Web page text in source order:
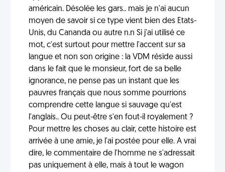
américain. Désolée les gars.. mais je n'ai aucun
moyen de savoir si ce type vient bien des Etats-
Unis, du Cananda ou autre n.n Si j'ai utilisé ce
mot, c'est surtout pour mettre l'accent sur sa
langue et non son origine : la VDM réside aussi
dans le fait que le monsieur, fort de sa belle
ignorance, ne pense pas un instant que les
pauvres français que nous somme pourrions
comprendre cette langue si sauvage qu'est
l'anglais.. Ou peut-être s'en fout-il royalement ?
Pour mettre les choses au clair, cette histoire est
arrivée à une amie, je l'ai postée pour elle. A vrai
dire, le commentaire de l'homme ne s'adressait
pas uniquement à elle, mais à tout le wagon